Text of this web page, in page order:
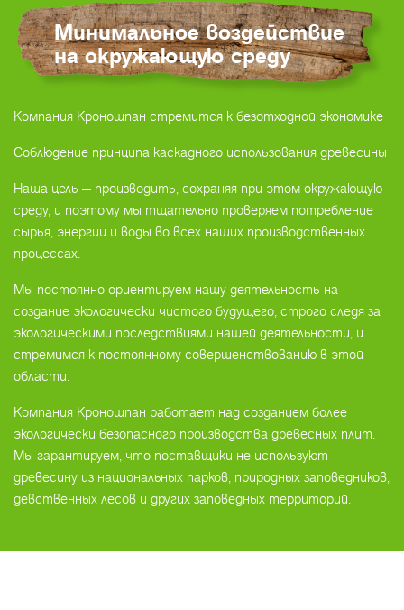
Минимальное воздействие
на окружающую среду
Компания Кроношпан стремится к безотходной экономике
Соблюдение принципа каскадного использования древесины
Наша цель — производить, сохраняя при этом окружающую
среду, и поэтому мы тщательно проверяем потребление
сырья, энергии и воды во всех наших производственных
процессах.
Мы постоянно ориентируем нашу деятельность на
создание экологически чистого будущего, строго следя за
экологическими последствиями нашей деятельности, и
стремимся к постоянному совершенствованию в этой
области.
Компания Кроношпан работает над созданием более
экологически безопасного производства древесных плит.
Мы гарантируем, что поставщики не используют
древесину из национальных парков, природных заповедников,
девственных лесов и других заповедных территорий.